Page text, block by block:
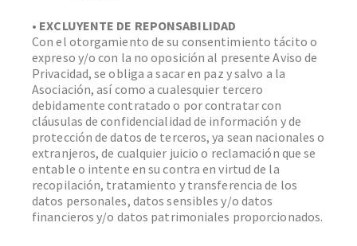
• EXCLUYENTE DE REPONSABILIDAD
Con el otorgamiento de su consentimiento tácito o
expreso y/o con la no oposición al presente Aviso de
Privacidad, se obliga a sacar en paz y salvo a la
Asociación, así como a cualesquier tercero
debidamente contratado o por contratar con
cláusulas de confidencialidad de información y de
protección de datos de terceros, ya sean nacionales o
extranjeros, de cualquier juicio o reclamación que se
entable o intente en su contra en virtud de la
recopilación, tratamiento y transferencia de los
datos personales, datos sensibles y/o datos
financieros y/o datos patrimoniales proporcionados.